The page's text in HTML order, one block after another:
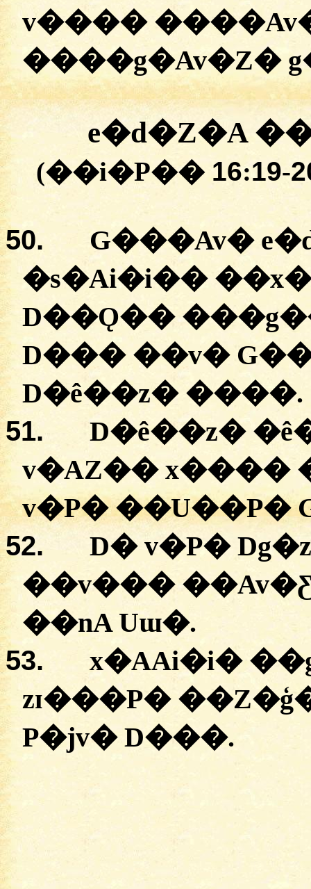
v����
����g�Av�Z�
e�d�Z�A�
(��i�P�� 16:19-
50. G���Av�
�s�Ai�i���
D��Ǫ���
D�����v�
D�ê��z� ����.
51. D�ê��z� �
v�AZ�� x����
v�P���U��P�
52. D� v�P�
��v����
��nAUɯ�.
53. x�AAi�i��
zɪ���P� �
P�jv� D���.